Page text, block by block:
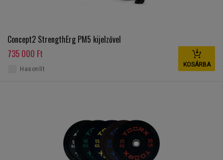
Concept2 StrengthErg PM5 kijelzővel
735 000 Ft
KOSÁRBA
Hasonlít